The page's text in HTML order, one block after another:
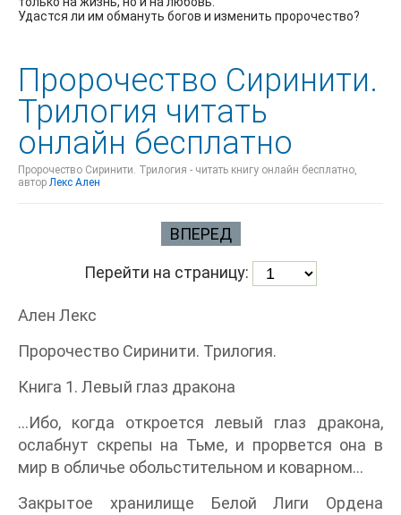
Удастся ли им обмануть богов и изменить пророчество?
Пророчество Сиринити.
Трилогия читать
онлайн бесплатно
Пророчество Сиринити. Трилогия - читать книгу онлайн бесплатно,
автор Лекс Ален
ВПЕРЕД
Перейти на страницу:
Ален Лекс
Пророчество Сиринити. Трилогия.
Книга 1. Левый глаз дракона
…Ибо, когда откроется левый глаз дракона,
ослабнут скрепы на Тьме, и прорвется она в
мир в обличье обольстительном и коварном…
Закрытое хранилище Белой Лиги Ордена